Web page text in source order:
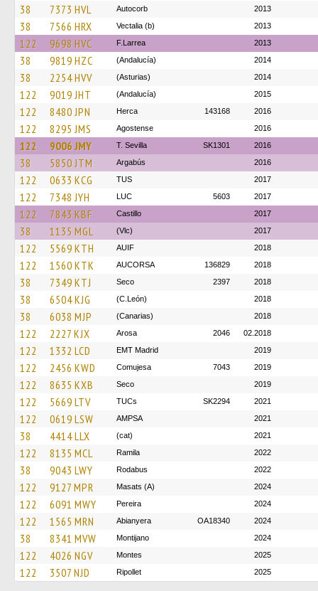
38 7373 HVL Autocorb 2013
38 7566 HRX Vectalia (b) 2013
122 9698 HVC F.Larrea 2013
38 9819 HZC (Andalucía) 2014
38 2254 HVV (Asturias) 2014
122 9019 JHT (Andalucía) 2015
122 8480 JPN Herca 143168 2016
122 8295 JMS Agostense 2016
122 9006 JMY T. Sevilla SK1301 2016
38 5850 JTM Argabús 2016
122 0633 KCG TUS 2017
122 7348 JYH LUC 5603 2017
122 7843 KBF Castillo 2017
38 1135 MGL (Vlc) 2017
122 5569 KTH AUIF 2018
122 1560 KTK AUCORSA 136829 2018
38 7349 KTJ Seco 2397 2018
38 6504 KJG (C.León) 2018
38 6038 MJP (Canarias) 2018
122 2227 KJX Arosa 2046 02.2018
122 1332 LCD EMT Madrid 2019
122 2456 KWD Comujesa 7043 2019
122 8635 KXB Seco 2019
122 5669 LTV TUCs SK2294 2021
122 0619 LSW AMPSA 2021
38 4414 LLX (cat) 2021
122 8135 MCL Ramila 2022
38 9043 LWY Rodabus 2022
122 9127 MPR Masats (A) 2024
122 6091 MWY Pereira 2024
122 1565 MRN Abianyera OA18340 2024
38 8341 MVW Montijano 2024
122 4026 NGV Montes 2025
122 3507 NJD Ripollet 2025